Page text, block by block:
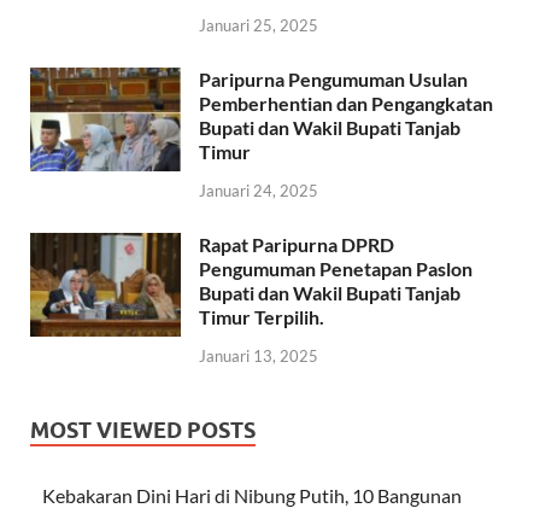
Januari 25, 2025
Paripurna Pengumuman Usulan
Pemberhentian dan Pengangkatan
Bupati dan Wakil Bupati Tanjab
Timur
Januari 24, 2025
Rapat Paripurna DPRD
Pengumuman Penetapan Paslon
Bupati dan Wakil Bupati Tanjab
Timur Terpilih.
Januari 13, 2025
MOST VIEWED POSTS
Kebakaran Dini Hari di Nibung Putih, 10 Bangunan